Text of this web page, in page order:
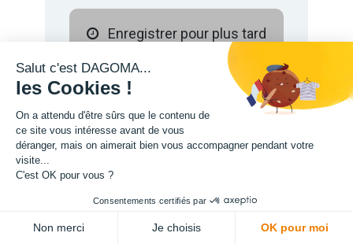
Enregistrer pour plus tard
Description
Salut c'est DAGOMA...
les Cookies !
On a attendu d'être sûrs que le contenu de
ce site vous intéresse avant de vous
déranger, mais on aimerait bien vous accompagner pendant votre
visite...
C'est OK pour vous ?
Consentements certifiés par
Non merci Je choisis OK pour moi